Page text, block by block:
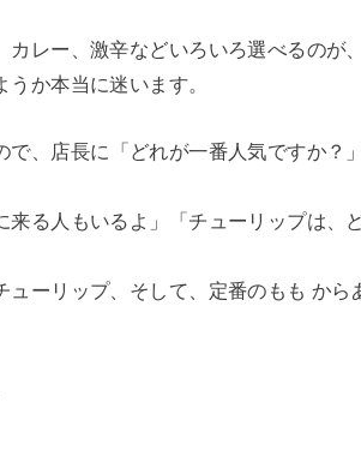
レー、激辛などいろいろ選べるのが
か本当に迷います。
、店長に「どれが一番人気ですか？
来る人もいるよ」「チューリップは、
ーリップ、そして、定番のもも から